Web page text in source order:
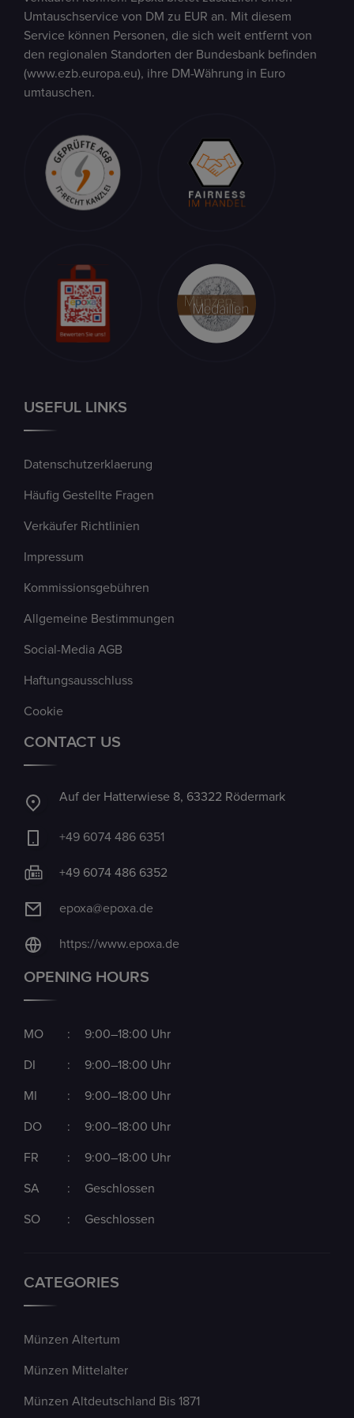
Umtauschservice von DM zu EUR an. Mit diesem
Service können Personen, die sich weit entfernt von
den regionalen Standorten der Bundesbank befinden
(www.ezb.europa.eu), ihre DM-Währung in Euro
umtauschen.
USEFUL LINKS
Datenschutzerklaerung
Häufig Gestellte Fragen
Verkäufer Richtlinien
Impressum
Kommissionsgebühren
Allgemeine Bestimmungen
Social-Media AGB
Haftungsausschluss
Cookie
CONTACT US
Auf der Hatterwiese 8, 63322 Rödermark
+49 6074 486 6351
+49 6074 486 6352
epoxa@epoxa.de
https://www.epoxa.de
OPENING HOURS
MO : 9:00–18:00 Uhr
DI : 9:00–18:00 Uhr
MI : 9:00–18:00 Uhr
DO : 9:00–18:00 Uhr
FR : 9:00–18:00 Uhr
SA : Geschlossen
SO : Geschlossen
CATEGORIES
Münzen Altertum
Münzen Mittelalter
Münzen Altdeutschland Bis 1871